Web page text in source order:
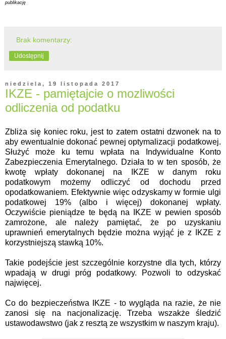
publikację
Brak komentarzy:
Udostępnij
niedziela, 19 listopada 2017
IKZE - pamiętajcie o mozliwości
odliczenia od podatku
Zbliża się koniec roku, jest to zatem ostatni dzwonek na to
aby ewentualnie dokonać pewnej optymalizacji podatkowej.
Służyć może ku temu wpłata na Indywidualne Konto
Zabezpieczenia Emerytalnego. Działa to w ten sposób, że
kwotę wpłaty dokonanej na IKZE w danym roku
podatkowym możemy odliczyć od dochodu przed
opodatkowaniem. Efektywnie więc odzyskamy w formie ulgi
podatkowej 19% (albo i więcej) dokonanej wpłaty.
Oczywiście pieniądze te będą na IKZE w pewien sposób
zamrożone, ale należy pamiętać, że po uzyskaniu
uprawnień emerytalnych będzie można wyjąć je z IKZE z
korzystniejszą stawką 10%.
Takie podejście jest szczególnie korzystne dla tych, którzy
wpadają w drugi próg podatkowy. Pozwoli to odzyskać
najwięcej.
Co do bezpieczeństwa IKZE - to wygląda na razie, że nie
zanosi się na nacjonalizację. Trzeba wszakże śledzić
ustawodawstwo (jak z resztą ze wszystkim w naszym kraju).